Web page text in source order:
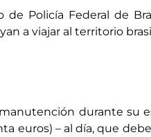
Policía Federal de
a viajar al territorio
durante su
euros) – al día, que